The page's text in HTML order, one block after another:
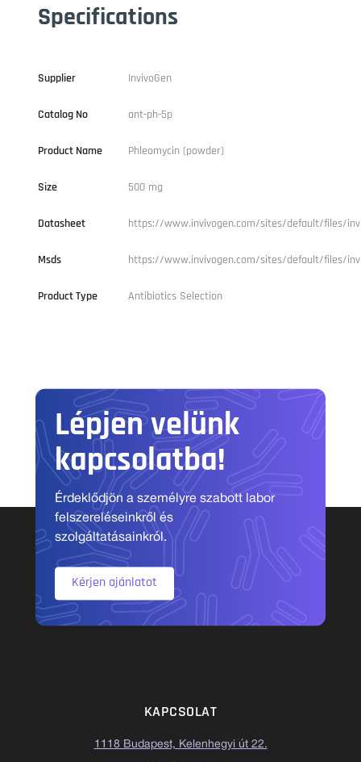
Specifications
Supplier InvivoGen
Catalog No ant-ph-5p
Product Name Phleomycin (powder)
Size 500 mg
Datasheet https://www.invivogen.com/sites/default/files/
Msds https://www.invivogen.com/sites/default/files/
Product Type Antibiotics Selection
Lépjen velünk
kapcsolatba!
Érdeklődjön a személyre szabott labor
felszereléseinkről és
szolgáltatásainkról.
Kérjen ajánlatot
KAPCSOLAT
1118 Budapest, Kelenhegyi út 22.